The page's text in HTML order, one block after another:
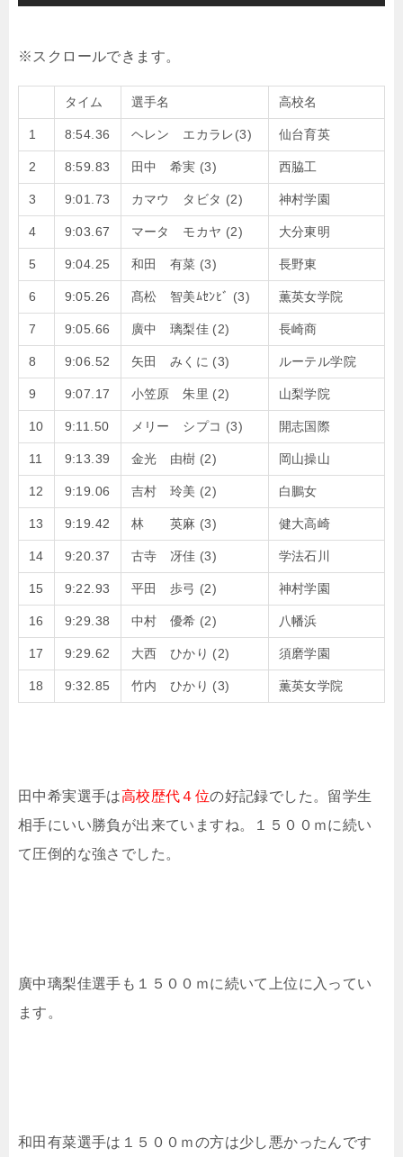
タイム 選手名 高校名
1 8:54.36 ヘレン エカラレ(3) 仙台育英
2 8:59.83 田中 希実 (3) 西脇工
3 9:01.73 カマウ タビタ (2) 神村学園
4 9:03.67 マータ モカヤ (2) 大分東明
5 9:04.25 和田 有菜 (3) 長野東
6 9:05.26 髙松 智美ﾑｾﾝﾋﾞ (3) 薫英女学院
7 9:05.66 廣中 璃梨佳 (2) 長崎商
8 9:06.52 矢田 みくに (3) ルーテル学院
9 9:07.17 小笠原 朱里 (2) 山梨学院
10 9:11.50 メリー シプコ (3) 開志国際
11 9:13.39 金光 由樹 (2) 岡山操山
12 9:19.06 吉村 玲美 (2) 白鵬女
13 9:19.42 林 英麻 (3) 健大高崎
14 9:20.37 古寺 冴佳 (3) 学法石川
15 9:22.93 平田 歩弓 (2) 神村学園
16 9:29.38 中村 優希 (2) 八幡浜
17 9:29.62 大西 ひかり (2) 須磨学園
18 9:32.85 竹内 ひかり (3) 薫英女学院
田中希実選手は高校歴代４位の好記録でした。留学生
相手にいい勝負が出来ていますね。１５００ｍに続い
て圧倒的な強さでした。
廣中璃梨佳選手も１５００ｍに続いて上位に入ってい
ます。
和田有菜選手は１５００ｍの方は少し悪かったんです